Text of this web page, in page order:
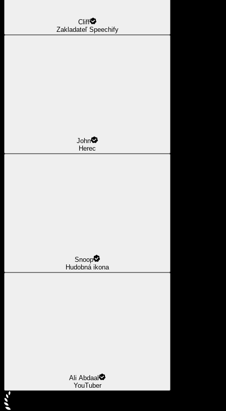
Cliff
Zakladateľ Speechify
John
Herec
Snoop
Hudobná ikona
Ali Abdaal
YouTuber